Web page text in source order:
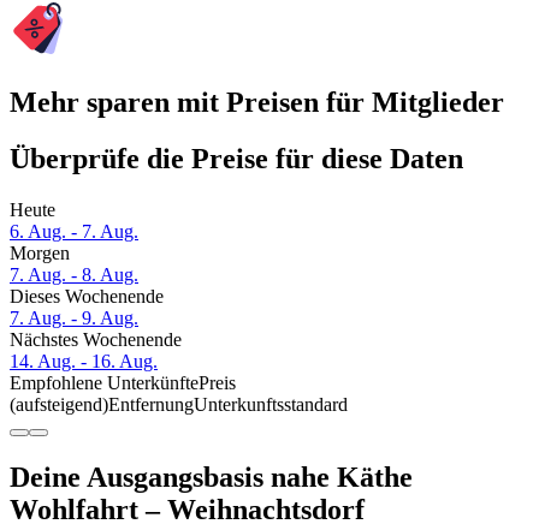
Mehr sparen mit Preisen für Mitglieder
Überprüfe die Preise für diese Daten
Heute
6. Aug. - 7. Aug.
Morgen
7. Aug. - 8. Aug.
Dieses Wochenende
7. Aug. - 9. Aug.
Nächstes Wochenende
14. Aug. - 16. Aug.
Empfohlene UnterkünftePreis
(aufsteigend)EntfernungUnterkunftsstandard
Deine Ausgangsbasis nahe Käthe
Wohlfahrt – Weihnachtsdorf